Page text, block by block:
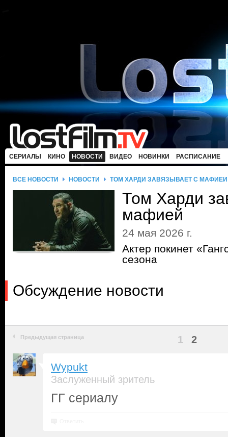
СЕРИАЛЫ КИНО НОВОСТИ ВИДЕО НОВИНКИ РАСПИСАНИЕ
ВСЕ НОВОСТИ НОВОСТИ ТОМ ХАРДИ ЗАВЯЗЫВАЕТ С МАФИЕЙ
Том Харди
мафией
24 мая 2026 г.
Актер покинет
сезона
Обсуждение новости
Предыдущая страница 1 2
Wypukt
Заслуженный зритель
ГГ сериалу